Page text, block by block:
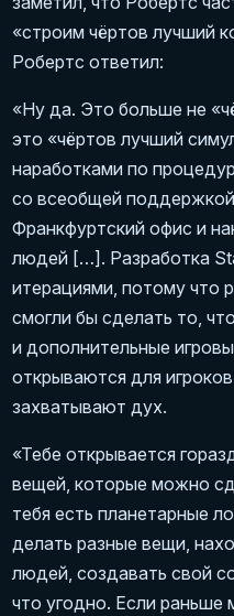
«строим чёртов лучший
Робертс ответил:
«Ну да. Это больше не
это «чёртов лучший
наработками по
со всеобщей
Франкфуртский офис и
людей […]. Разработка
итерациями, потому что
смогли бы сделать то,
и дополнительные
открываются для
захватывают дух.
«Тебе открывается
вещей, которые можно
тебя есть планетарные
делать разные вещи,
людей, создавать свой
что угодно. Если раньше